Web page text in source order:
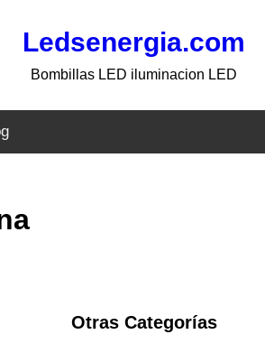
Ledsenergia.com
Bombillas LED iluminacion LED
Otras Categorías